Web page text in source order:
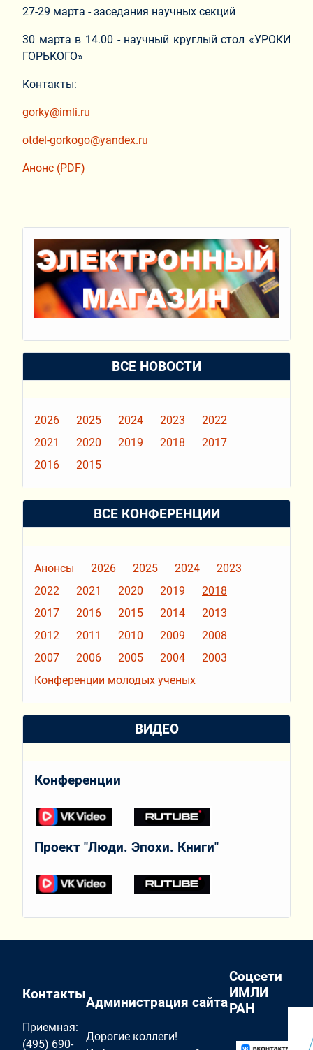
27-29 марта - заседания научных секций
30 марта в 14.00 - научный круглый стол «УРОКИ
ГОРЬКОГО»
Контакты:
gorky@imli.ru
otdel-gorkogo@yandex.ru
Анонс (PDF)
ВСЕ НОВОСТИ
2026 2025 2024 2023
2022
2021
2020 2019 2018
2017
2016
2015
ВСЕ КОНФЕРЕНЦИИ
Анонсы 2026 2025 2024
2023
2022
2021 2020 2019
2018
2017
2016 2015 2014
2013
2012
2011 2010 2009
2008
2007
2006 2005 2004
2003
Конференции молодых ученых
ВИДЕО
Конференции
Проект "Люди. Эпохи. Книги"
Контакты
Приемная:
(495) 690-
Администрация сайта
Дорогие коллеги!
Соцсети
ИМЛИ
РАН